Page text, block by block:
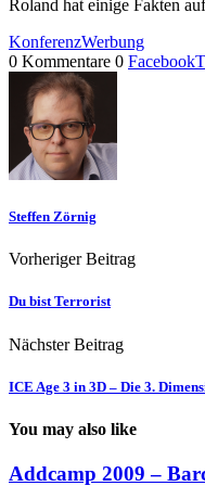
Roland hat einige Fakten
KonferenzWerbung
0 Kommentare 0 Facebook
Steffen Zörnig
Vorheriger Beitrag
Du bist Terrorist
Nächster Beitrag
ICE Age 3 in 3D – Die 3.
You may also like
Addcamp 2009 –